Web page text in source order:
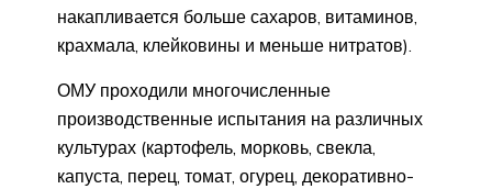
накапливается больше сахаров, витаминов,
крахмала, клейковины и меньше нитратов).
ОМУ проходили многочисленные
производственные испытания на различных
культурах (картофель, морковь, свекла,
капуста, перец, томат, огурец, декоративно-